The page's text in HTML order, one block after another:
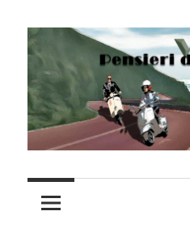
to
content
Vespa